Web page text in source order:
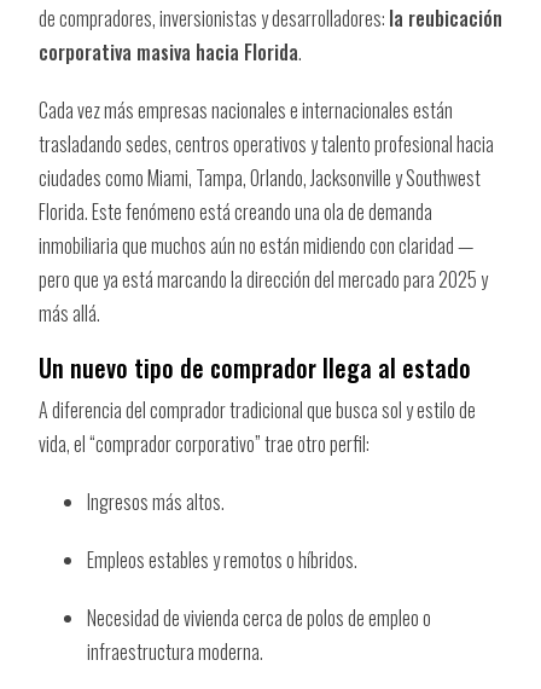
de compradores, inversionistas y desarrolladores: la reubicación
corporativa masiva hacia Florida.
Cada vez más empresas nacionales e internacionales están
trasladando sedes, centros operativos y talento profesional hacia
ciudades como Miami, Tampa, Orlando, Jacksonville y Southwest
Florida. Este fenómeno está creando una ola de demanda
inmobiliaria que muchos aún no están midiendo con claridad —
pero que ya está marcando la dirección del mercado para 2025 y
más allá.
Un nuevo tipo de comprador llega al estado
A diferencia del comprador tradicional que busca sol y estilo de
vida, el “comprador corporativo” trae otro perfil:
Ingresos más altos.
Empleos estables y remotos o híbridos.
Necesidad de vivienda cerca de polos de empleo o
infraestructura moderna.